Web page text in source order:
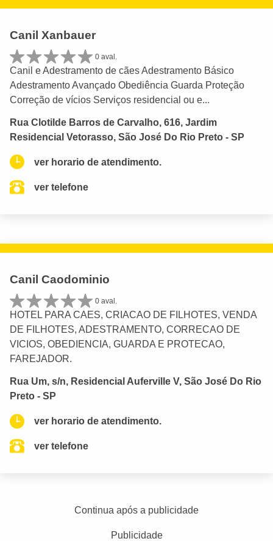
Canil Xanbauer
0 aval.
Canil e Adestramento de cães Adestramento Básico
Adestramento Avançado Obediência Guarda Proteção
Correção de vícios Serviços residencial ou e...
Rua Clotilde Barros de Carvalho, 616, Jardim
Residencial Vetorasso, São José Do Rio Preto - SP
ver horario de atendimento.
ver telefone
Canil Caodominio
0 aval.
HOTEL PARA CAES, CRIACAO DE FILHOTES, VENDA
DE FILHOTES, ADESTRAMENTO, CORRECAO DE
VICIOS, OBEDIENCIA, GUARDA E PROTECAO,
FAREJADOR.
Rua Um, s/n, Residencial Auferville V, São José Do Rio
Preto - SP
ver horario de atendimento.
ver telefone
Continua após a publicidade
Publicidade